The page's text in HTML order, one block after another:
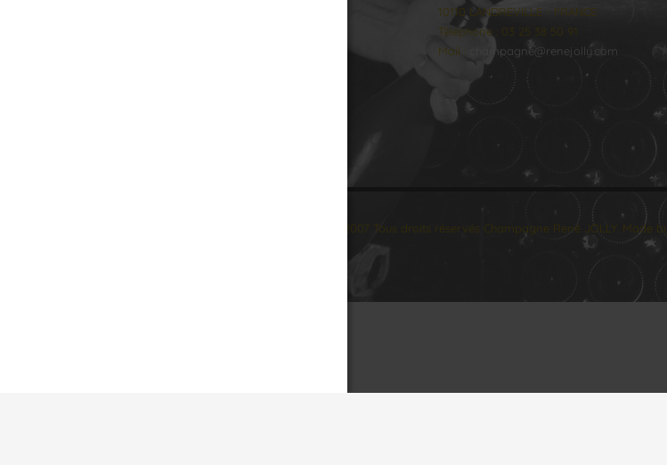
10110 LANDREVILLE - FRANCE
Téléphone : 03 25 38 50 91
Mail :
champagne@renejolly.com
© 2007 Tous droits réservés Champagne René JOLLY. Made by